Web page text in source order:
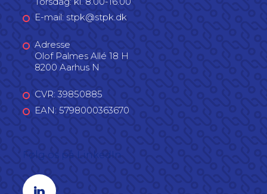
E-mail: stpk@stpk.dk
Adresse
Olof Palmes Allé 18 H
8200 Aarhus N
CVR: 39850885
EAN: 5798000363670
Linkedin profil